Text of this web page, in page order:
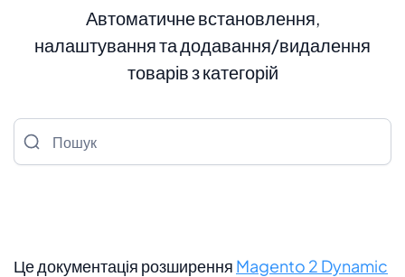
Автоматичне встановлення,
налаштування та додавання/видалення
товарів з категорій
Пошук
Це документація розширення Magento 2 Dynamic